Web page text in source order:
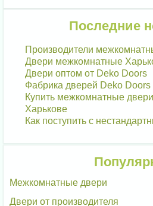
Последние
Производители
Двери межкомнатные
Двери оптом от Deko Doors
Фабрика дверей Deko Doors
Купить межкомнатные
Харькове
Как поступить с
Межкомнатные двери
Двери от производителя